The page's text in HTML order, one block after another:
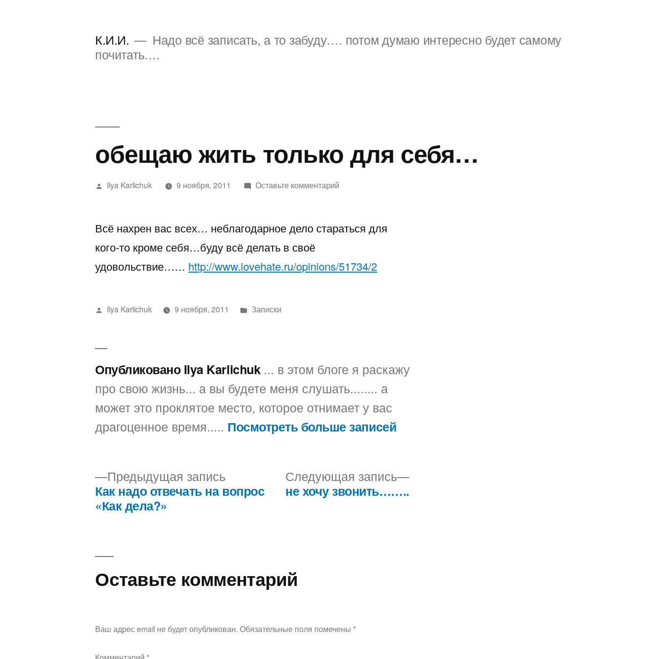
К.И.И.
Надо всё записать, а то забуду…. потом думаю интересно будет самому
почитать….
обещаю жить только для себя…
Написано
Ilya Karlichuk 9 ноября, 2011 Оставьте комментарийк
только
Всё нахрен вас всех… неблагодарное дело стараться для
кого-то кроме себя…буду всё делать в своё
удовольствие…… http://www.lovehate.ru/opinions/51734/2
Написано
Ilya Karlichuk 9 ноября, 2011
Написано
Записки
Опубликовано Ilya Karlichuk ... в этом блоге я раскажу
про свою жизнь... а вы будете меня слушать........ а
может это проклятое место, которое отнимает у вас
драгоценное время..... Посмотреть больше записей
Навигация
записям
Предыдущая запись Предыдущая
запись:
Как надо отвечать на вопрос
«Как дела?»
Следующая запись
Следующая
не хочу звонить……..
Оставьте комментарий
Ваш адрес email не будет опубликован. Обязательные поля помечены *